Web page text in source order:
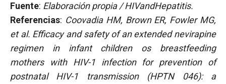
Fuente: Elaboración propia / HIVandHepatitis.
Referencias: Coovadia HM, Brown ER, Fowler MG,
et al. Efficacy and safety of an extended nevirapine
regimen in infant children os breastfeeding
mothers with HIV-1 infection for prevention of
postnatal HIV-1 transmission (HPTN 046): a